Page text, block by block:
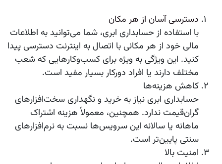
دسترسی آسان از هر مکان
با استفاده از حسابداری ابری، شما می‌توانید به اطلاعات
مالی خود از هر مکانی با اتصال به اینترنت دسترسی پیدا
کنید. این ویژگی به ویژه برای کسب‌وکارهایی که شعب
مختلف دارند یا افراد دورکار بسیار مفید است.
کاهش هزینه‌ها
حسابداری ابری نیاز به خرید و نگهداری سخت‌افزارهای
گران‌قیمت ندارد. همچنین، معمولاً هزینه اشتراک
ماهانه یا سالانه این سرویس‌ها نسبت به نرم‌افزارهای
سنتی پایین‌تر است.
امنیت بالا